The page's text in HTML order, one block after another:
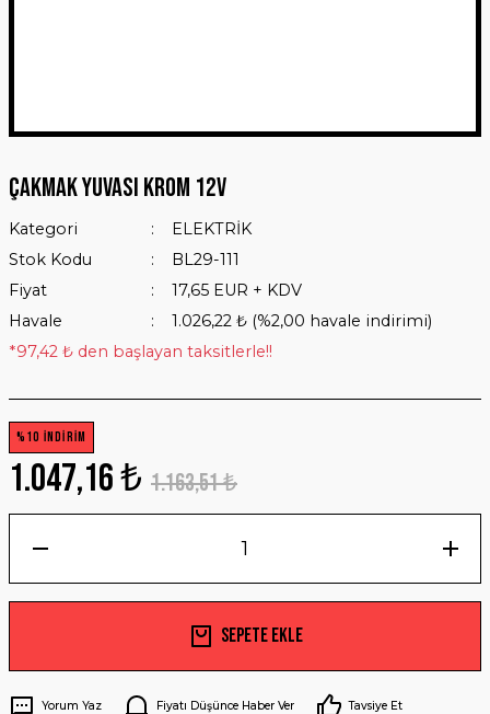
Çakmak Yuvası Krom 12V
Kategori
ELEKTRİK
Stok Kodu
BL29-111
Fiyat
17,65 EUR + KDV
Havale
1.026,22 ₺ (%2,00 havale indirimi)
*97,42 ₺ den başlayan taksitlerle!!
%10 İNDİRİM
1.047,16 ₺ 1.163,51 ₺
Sepete Ekle
Yorum Yaz Fiyatı Düşünce Haber Ver Tavsiye Et